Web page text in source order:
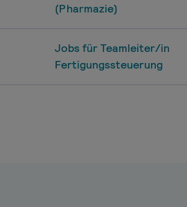
(Pharmazie)
Jobs für Teamleiter/in
Fertigungssteuerung